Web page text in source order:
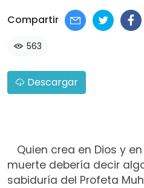
Compartir
563
Descargar
Quien crea en Dios y
muerte debería decir
sabiduría del Profeta